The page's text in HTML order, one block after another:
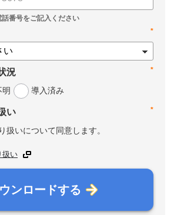
*
*
況
明 導入済み
*
い
扱いについて同意します。
扱い
ンロードする